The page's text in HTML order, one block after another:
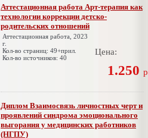
Аттестационная работа Арт-терапия как
технологии коррекции детско-
родительских отношений
Аттестационная работа, 2023
г.
Кол-во страниц: 49+прил.
Кол-во источников: 40
Цена:
1.250 р
Диплом Взаимосвязь личностных черт и
проявлений синдрома эмоционального
выгорания у медицинских работников
(НГПУ)